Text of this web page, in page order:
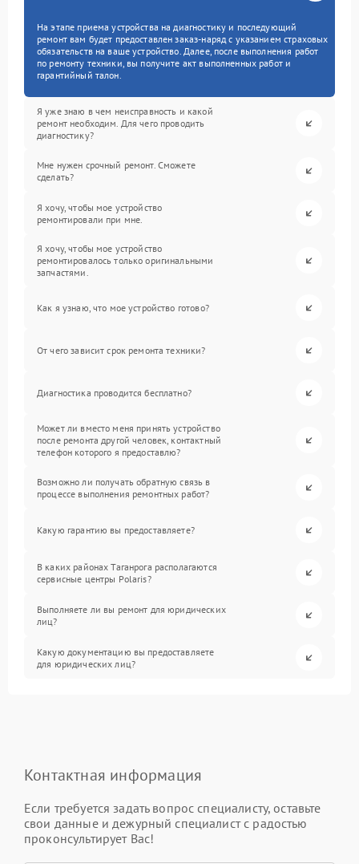
На этапе приема устройства на диагностику и последующий
ремонт вам будет предоставлен заказ-наряд с указанием страховых
обязательств на ваше устройство. Далее, после выполнения работ
по ремонту техники, вы получите акт выполненных работ и
гарантийный талон.
Я уже знаю в чем неисправность и какой
ремонт необходим. Для чего проводить
диагностику?
Мне нужен срочный ремонт. Сможете
сделать?
Я хочу, чтобы мое устройство
ремонтировали при мне.
Я хочу, чтобы мое устройство
ремонтировалось только оригинальными
запчастями.
Как я узнаю, что мое устройство готово?
От чего зависит срок ремонта техники?
Диагностика проводится бесплатно?
Может ли вместо меня принять устройство
после ремонта другой человек, контактный
телефон которого я предоставлю?
Возможно ли получать обратную связь в
процессе выполнения ремонтных работ?
Какую гарантию вы предоставляете?
В каких районах Таганрога располагаются
сервисные центры Polaris?
Выполняете ли вы ремонт для юридических
лиц?
Какую документацию вы предоставляете
для юридических лиц?
Контактная информация
Если требуется задать вопрос специалисту, оставьте
свои данные и дежурный специалист с радостью
проконсультирует Вас!